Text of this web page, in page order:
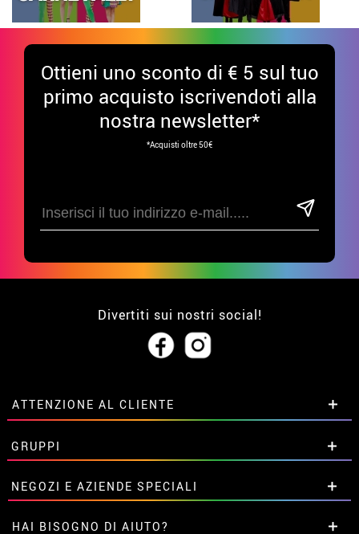
Ottieni uno sconto di € 5 sul tuo
primo acquisto iscrivendoti alla
nostra newsletter*
*Acquisti oltre 50€
Divertiti sui nostri social!
ATTENZIONE AL CLIENTE
• Su di noi
• Condizioni di vendita
• Avviso legale privacy
• Attenzione al cliente
• Utilizzo dei cookies
GRUPPI
Sconti speciali per gruppi.
Contattaci qui
NEGOZI E AZIENDE SPECIALI
Sconti speciali per gruppi.
HAI BISOGNO DI AIUTO?